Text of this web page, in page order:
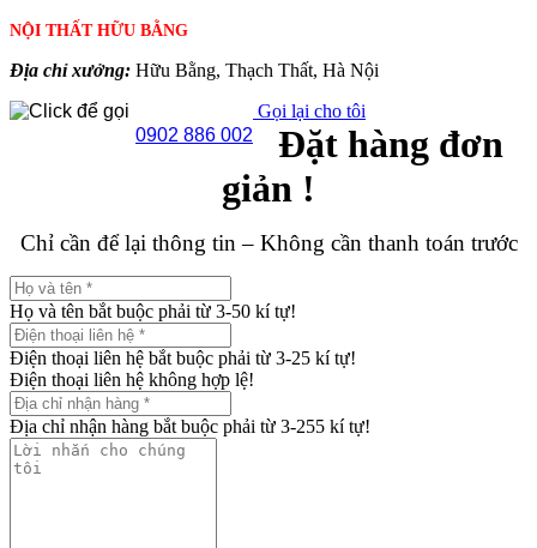
NỘI THẤT HỮU BẰNG
Địa chỉ xưởng: Hữu Bằng, Thạch Thất, Hà Nội
0902 886 002
Gọi lại cho tôi
Đặt hàng đơn
giản !
Chỉ cần để lại thông tin – Không cần thanh toán trước
Họ và tên bắt buộc phải từ 3-50 kí tự!
Điện thoại liên hệ bắt buộc phải từ 3-25 kí tự!
Điện thoại liên hệ không hợp lệ!
Địa chỉ nhận hàng bắt buộc phải từ 3-255 kí tự!